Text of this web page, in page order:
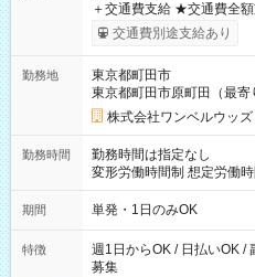
＋交通費支給 ★交通費全額支給！ ┗案件により規定あり ★日払
いOK！（規定あり） ┗働
ンビニATMから 日払い分を引き落
交通費別途支給あり
勤務地
東京都町田市
東京都町田市原町田（最寄
株式会社ワンベルウッズ
勤務時間
勤務時間は指定なし
変形労働時間制 想定労働時間160時間/月
～21：00
期間 単発・1日のみOK
特徴
週1日からOK / 日払いOK /
募集